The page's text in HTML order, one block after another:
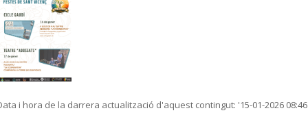
i hora de la darrera actualització d'aquest contingut: '15-01-2026 08:46